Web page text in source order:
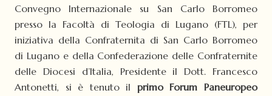
Convegno Internazionale su San Carlo Borromeo
presso la Facoltà di Teologia di Lugano (FTL), per
iniziativa della Confraternita di San Carlo Borromeo
di Lugano e della Confederazione delle Confraternite
delle Diocesi d’Italia, Presidente il Dott. Francesco
Antonetti, si è tenuto il primo Forum Paneuropeo